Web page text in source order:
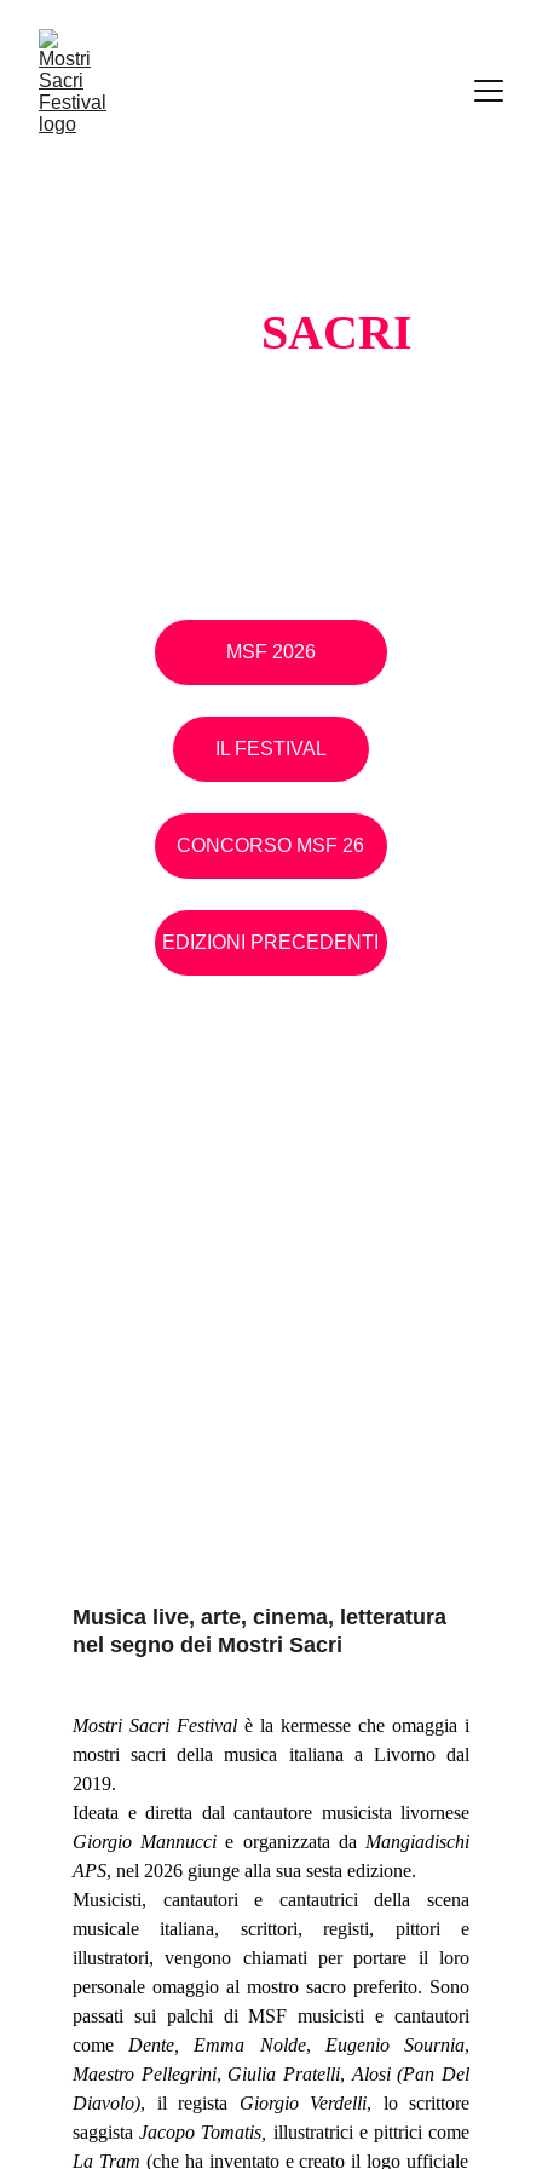
IL FESTIVAL
EDIZIONI PRECEDENTI
MSF 2026
CONCORSO MSF 26
SACRI
Mostri Sacri Festival è la kermesse che omaggia i
mostri sacri della musica italiana a Livorno dal
2019.
Ideata e diretta dal cantautore musicista livornese
Giorgio Mannuccie organizzata da Mangiadischi
APS, nel 2026 giunge alla sua sesta edizione.
Musicisti, cantautori e cantautrici della scena
musicale italiana, scrittori, registi, pittori e
illustratori, vengono chiamati per portare il loro
personale omaggio al mostro sacro preferito. Sono
passati sui palchi di MSF musicisti e cantautori
come Dente, Emma Nolde, Eugenio Sournia,
Maestro Pellegrini, Giulia Pratelli, Alosi (Pan Del
Diavolo), il regista Giorgio Verdelli, lo scrittore
saggista Jacopo Tomatis, illustratrici e pittrici come
La Tram (che ha inventato e creato il logo ufficiale
Musica live, arte, cinema, letteratura
nel segno dei Mostri Sacri